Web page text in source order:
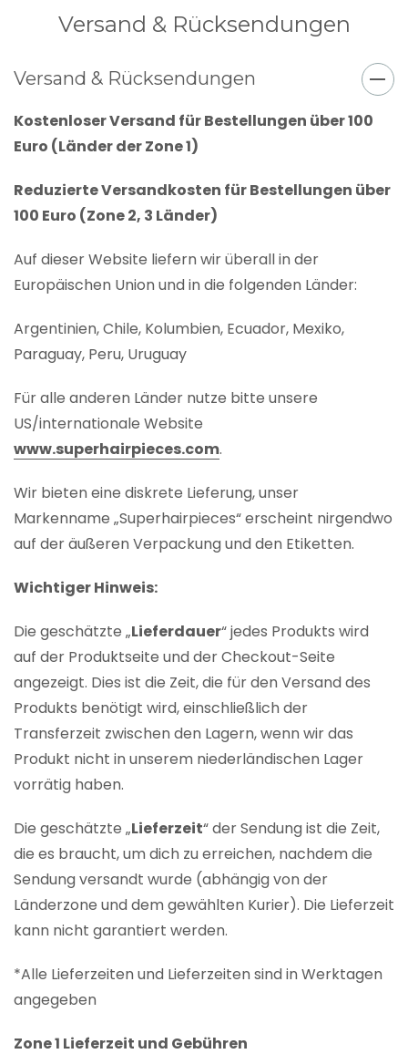
Versand & Rücksendungen
Versand & Rücksendungen
Kostenloser Versand für Bestellungen über 100
Euro (Länder der Zone 1)
Reduzierte Versandkosten für Bestellungen über
100 Euro (Zone 2, 3 Länder)
Auf dieser Website liefern wir überall in der
Europäischen Union und in die folgenden Länder:
Argentinien, Chile, Kolumbien, Ecuador, Mexiko,
Paraguay, Peru, Uruguay
Für alle anderen Länder nutze bitte unsere
US/internationale Website
www.superhairpieces.com.
Wir bieten eine diskrete Lieferung, unser
Markenname „Superhairpieces“ erscheint nirgendwo
auf der äußeren Verpackung und den Etiketten.
Wichtiger Hinweis:
Die geschätzte „Lieferdauer“ jedes Produkts wird
auf der Produktseite und der Checkout-Seite
angezeigt. Dies ist die Zeit, die für den Versand des
Produkts benötigt wird, einschließlich der
Transferzeit zwischen den Lagern, wenn wir das
Produkt nicht in unserem niederländischen Lager
vorrätig haben.
Die geschätzte „Lieferzeit“ der Sendung ist die Zeit,
die es braucht, um dich zu erreichen, nachdem die
Sendung versandt wurde (abhängig von der
Länderzone und dem gewählten Kurier). Die Lieferzeit
kann nicht garantiert werden.
*Alle Lieferzeiten und Lieferzeiten sind in Werktagen
angegeben
Zone 1 Lieferzeit und Gebühren